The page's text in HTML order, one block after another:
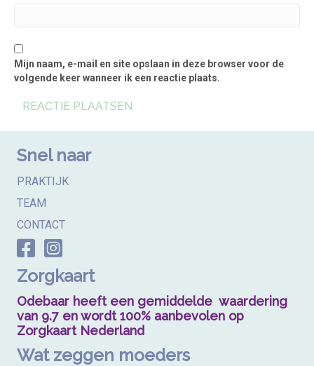
Mijn naam, e-mail en site opslaan in deze browser voor de
volgende keer wanneer ik een reactie plaats.
Snel naar
PRAKTIJK
TEAM
CONTACT
Zorgkaart
Odebaar heeft een gemiddelde waardering
van 9.7 en wordt 100% aanbevolen op
Zorgkaart Nederland
Wat zeggen moeders